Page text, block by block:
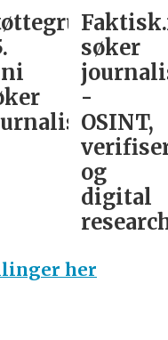
podkast-
søker
-
OSINT,
og
digital
her